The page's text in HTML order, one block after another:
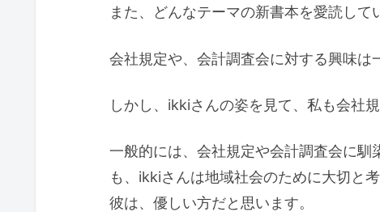
また、どんなテーマの新書本を愛読して
会社規定や、会計調査会に対する興味は
しかし、ikkiさんの姿を見て、私も会社
一般的には、会社規定や会計調査会に
も、ikkiさんは地域社会のために大切と
彼は、優しい方だと思います。